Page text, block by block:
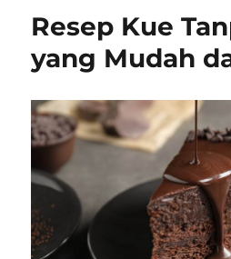
Resep Kue
yang Mudah